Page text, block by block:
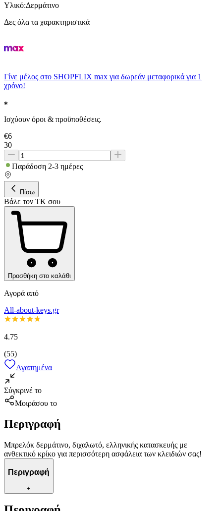
Υλικό:Δερμάτινο
Δες όλα τα χαρακτηριστικά
Γίνε μέλος στο SHOPFLIX max για δωρεάν μεταφορικά για 1
χρόνο!
Ισχύουν όροι & προϋποθέσεις.
€6
30
Παράδοση 2-3 ημέρες
Πίσω
Βάλε τον ΤΚ σου
Προσθήκη στο καλάθι
Αγορά από
All-about-keys.gr
4.75
(55)
Αγαπημένα
Σύγκρινέ το
Μοιράσου το
Περιγραφή
Μπρελόκ δερμάτινο, διχαλωτό, ελληνικής κατασκευής με
ανθεκτικό κρίκο για περισσότερη ασφάλεια των κλειδιών σας!
Περιγραφή
+